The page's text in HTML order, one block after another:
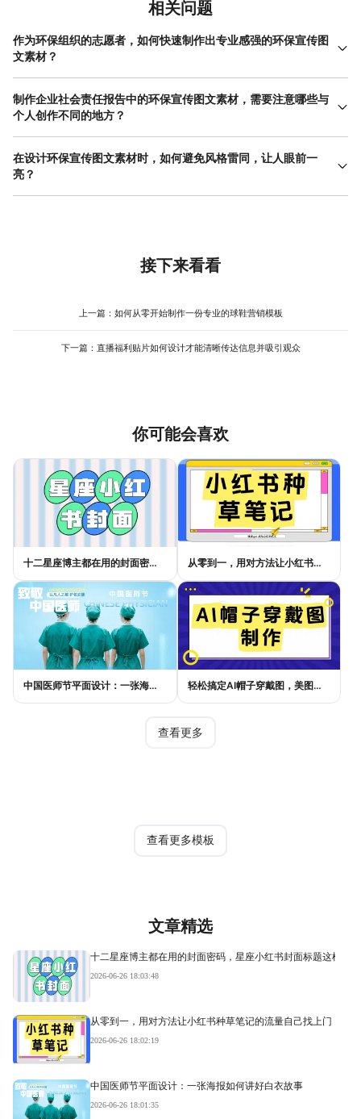
相关问题
作为环保组织的志愿者，如何快速制作出专业感强的环保宣传图
文素材？
对于时间精力有限的志愿者，建议采用‘模板优化’的策略。首先明确
本次宣传的核心行动号召，例如‘旧衣回收’或‘河流保护徒步’。然
后，在具备丰富模板库的设计工具中，如美图设计室，直接搜索相
证这些基础要素。你只需替换上自己拍摄的活动照片或更具针对性
的文案，微调颜色以匹配组织标识，即可在短时间内产出一份质量
制作企业社会责任报告中的环保宣传图文素材，需要注意哪些与
个人创作不同的地方？
企业场景下的环保宣传图文素材，需在感染力之外，更强调公信力
与规范性。首先，视觉风格需与企业品牌形象（VI）保持一致，包
括使用指定的logo、标准色和字体，这体现了专业和严谨。其次，
在设计环保宣传图文素材时，如何避免风格雷同，让人眼前一
亮？
要做出与众不同的环保宣传图文素材，可以从视角和形式上进行创
画结合，或者使用大胆的几何图形与渐变色彩来构建现代感强烈的
画面。文案上，摒弃‘ 保护地球 ’等宏大叙述，改用‘明天，袋走你的
时尚）的设计趋势，将其色彩或版式灵感融入环保主题。同时，利
其简单的操作界面能让新手也能轻松实现多种创意组合，减少反复
接下来看看
上一篇： 如何从零开始制作一份专业的球鞋营销模板
下一篇： 直播福利贴片如何设计才能清晰传达信息并吸引观众
你可能会喜欢
十二星座博主都在用的封面密码，星座小红书封面标题这样写才吸睛 从零到一，用对方法让小红书种草笔记的流量自己找上门
中国医师节平面设计：一张海报如何讲好白衣故事 轻松搞定AI帽子穿戴图，美图设计室电商主图教程
查看更多
查看更多模板
文章精选
十二星座博主都在用的封面密码，星座小红书封面标题这样写
2026-06-26 18:03:48
从零到一，用对方法让小红书种草笔记的流量自己找上门
2026-06-26 18:02:19
中国医师节平面设计：一张海报如何讲好白衣故事
2026-06-26 18:01:35